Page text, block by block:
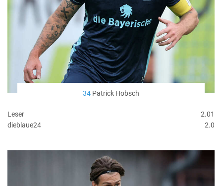
34 Patrick Hobsch
Leser
2.01
dieblaue24
2.0